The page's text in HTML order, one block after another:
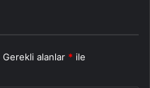
Gerekli alanlar * ile